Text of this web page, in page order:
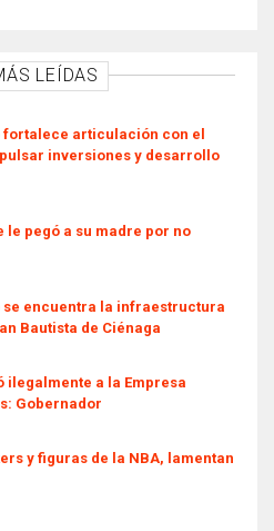
LEÍDAS
articulación con el
inversiones y desarrollo
le pegó a su madre por no
se encuentra la infraestructura
Bautista de Ciénaga
a la Empresa
Gobernador
y figuras de la NBA, lamentan